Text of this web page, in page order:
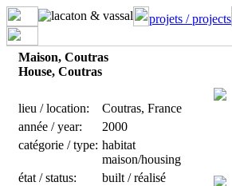
projets / projects
Maison, Coutras
House, Coutras
lieu / location:
Coutras, France
année / year:
2000
catégorie / type: habitat
maison/housing
état / status:
built / réalisé